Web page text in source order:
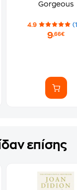
Gorgeous
4.9
9,66€
επίσης